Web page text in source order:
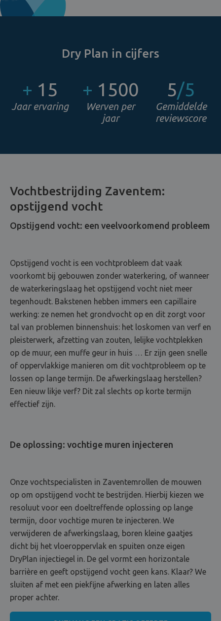
Dry Plan in cijfers
+ 15
Jaar ervaring
+ 1500
Werven per
jaar
5/5
Gemiddelde
reviewscore
Vochtbestrijding Zaventem:
opstijgend vocht
Opstijgend vocht: een veelvoorkomend probleem
Opstijgend vocht is een vochtprobleem dat vaak
voorkomt bij gebouwen zonder waterkering, of wanneer
de waterkeringslaag het opstijgend vocht niet meer
tegenhoudt. Bakstenen hebben immers een capillaire
werking: ze nemen het grondvocht op en dit zorgt voor
tal van problemen binnenshuis: het loskomen van verf en
pleisterwerk, afzetting van zouten, lelijke vochtplekken
op de muur, een muffe geur in huis … Er zijn geen snelle
of oppervlakkige manieren om dit vochtprobleem op te
lossen op lange termijn. De afwerkingslaag herstellen?
Een nieuw likje verf? Dit zal slechts op korte termijn
effectief zijn.
De oplossing: vochtige muren injecteren
Onze vochtspecialisten in Zaventemrollen de mouwen
op om opstijgend vocht te bestrijden. Hierbij kiezen we
resoluut voor een doeltreffende oplossing op lange
termijn, door vochtige muren te injecteren. We
verwijderen de afwerkingslaag, boren kleine gaatjes
dicht bij het vloeroppervlak en spuiten onze eigen
DryPlan injectiegel in. De gel vormt een horizontale
barrière en geeft opstijgend vocht geen kans. Klaar? We
sluiten af met een piekfijne afwerking en laten alles
proper achter.